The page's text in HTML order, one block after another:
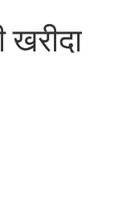
खरीदा